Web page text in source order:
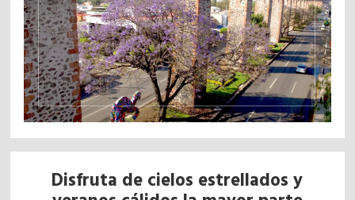
Disfruta de cielos estrellados y